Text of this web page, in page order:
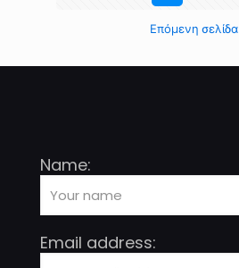
Επόμενη σελίδα
Name:
Email address: